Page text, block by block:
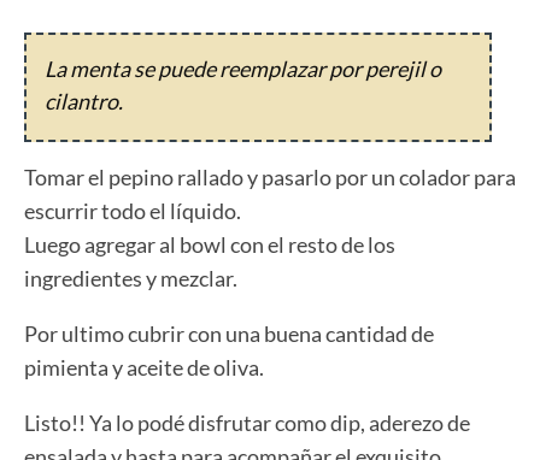
La menta se puede reemplazar por perejil o
cilantro.
Tomar el pepino rallado y pasarlo por un colador para
escurrir todo el líquido.
Luego agregar al bowl con el resto de los
ingredientes y mezclar.
Por ultimo cubrir con una buena cantidad de
pimienta y aceite de oliva.
Listo!! Ya lo podé disfrutar como dip, aderezo de